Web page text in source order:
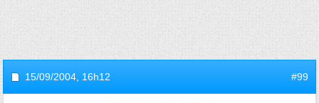
15/09/2004, 16h12 #99